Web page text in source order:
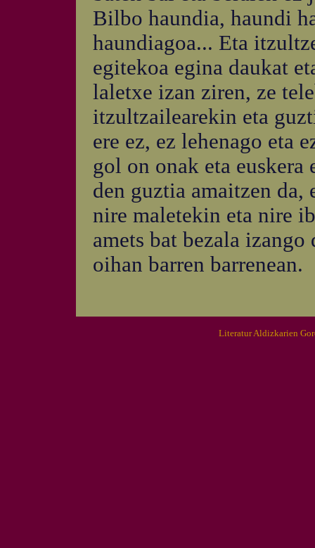
Bilbo haundia, haundi
haundiagoa... Eta
egitekoa egina daukat
laletxe izan ziren, ze
itzultzailearekin eta
ere ez, ez lehenago eta
gol on onak eta
den guztia amaitzen da,
nire maletekin eta nire
amets bat bezala
oihan barren barrenean.
Literatur Aldizkarien